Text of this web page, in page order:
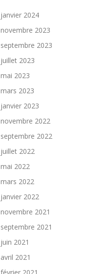
janvier 2024
novembre 2023
septembre 2023
juillet 2023
mai 2023
mars 2023
janvier 2023
novembre 2022
septembre 2022
juillet 2022
mai 2022
mars 2022
janvier 2022
novembre 2021
septembre 2021
juin 2021
avril 2021